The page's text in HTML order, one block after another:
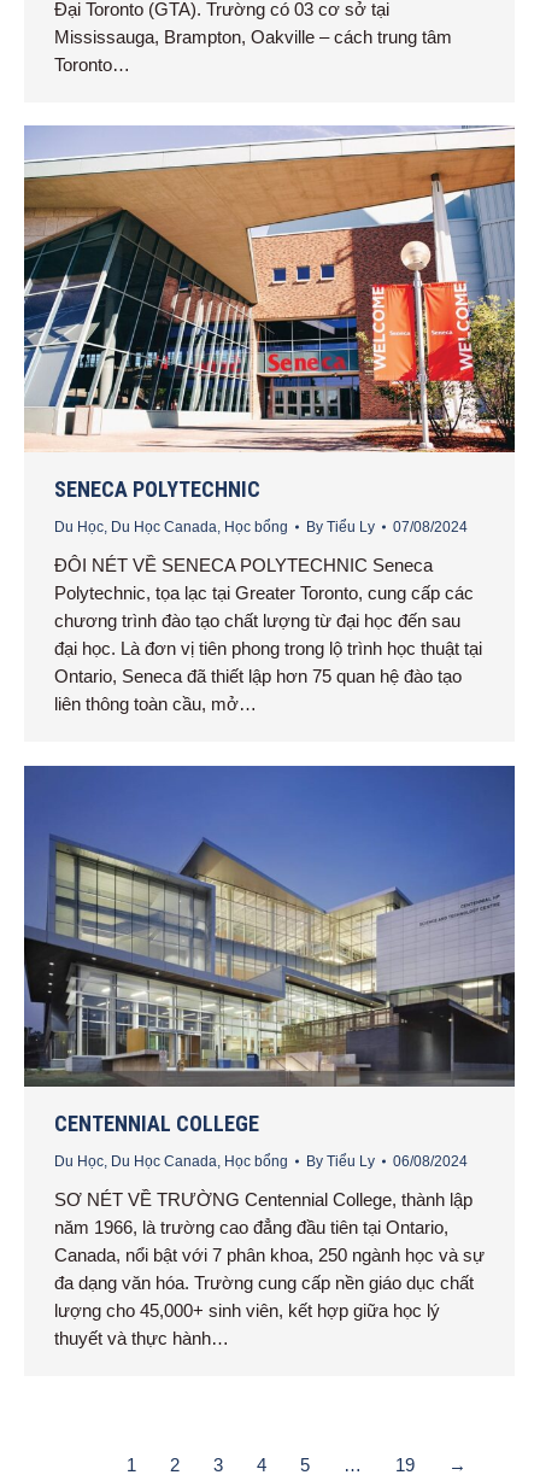
Đại Toronto (GTA). Trường có 03 cơ sở tại
Mississauga, Brampton, Oakville – cách trung tâm
Toronto…
SENECA POLYTECHNIC
Du Học, Du Học Canada, Học bổng By Tiểu Ly 07/08/2024
ĐÔI NÉT VỀ SENECA POLYTECHNIC Seneca
Polytechnic, tọa lạc tại Greater Toronto, cung cấp các
chương trình đào tạo chất lượng từ đại học đến sau
đại học. Là đơn vị tiên phong trong lộ trình học thuật tại
Ontario, Seneca đã thiết lập hơn 75 quan hệ đào tạo
liên thông toàn cầu, mở…
CENTENNIAL COLLEGE
Du Học, Du Học Canada, Học bổng By Tiểu Ly 06/08/2024
SƠ NÉT VỀ TRƯỜNG Centennial College, thành lập
năm 1966, là trường cao đẳng đầu tiên tại Ontario,
Canada, nổi bật với 7 phân khoa, 250 ngành học và sự
đa dạng văn hóa. Trường cung cấp nền giáo dục chất
lượng cho 45,000+ sinh viên, kết hợp giữa học lý
thuyết và thực hành…
1 2 3 4 5 … 19 →